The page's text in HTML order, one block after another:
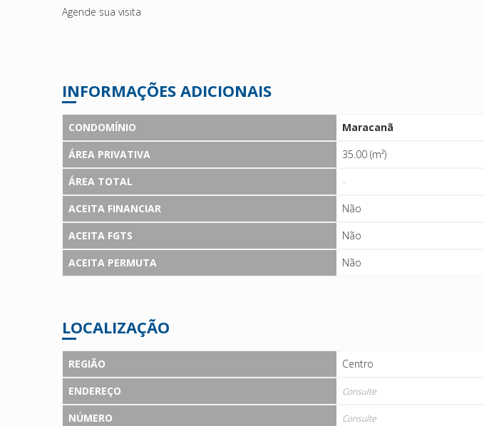
Agende sua visita
INFORMAÇÕES ADICIONAIS
CONDOMÍNIO
Maracanã
ÁREA PRIVATIVA
35.00 (m²)
ÁREA TOTAL
-
ACEITA FINANCIAR
Não
ACEITA FGTS
Não
ACEITA PERMUTA
Não
LOCALIZAÇÃO
REGIÃO
Centro
ENDEREÇO
Consulte
NÚMERO Consulte